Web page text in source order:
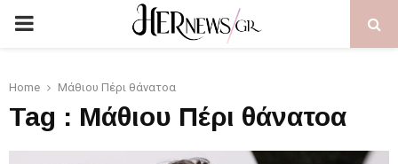
PRIMARY
Home Μάθιου Πέρι θάνατοα
Tag : Μάθιου Πέρι θάνατοα